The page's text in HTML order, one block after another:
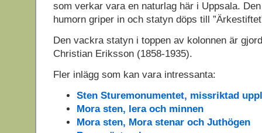
som verkar vara en naturlag här i Uppsala.
humorn griper in och statyn döps till
Den vackra statyn i toppen av kolonnen är
Christian Eriksson (1858-1935).
Fler inlägg som kan vara intressanta:
Sten Sturemonumentet, missriktad
Mora sten, lera och minnen
Mora sten, Mora stenar och Juthögen